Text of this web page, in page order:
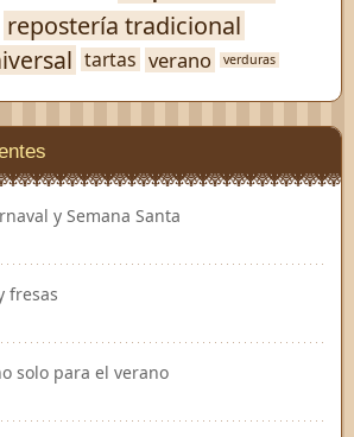
repostería tradicional
tartas verano verduras
y Semana Santa
fresas
solo para el verano